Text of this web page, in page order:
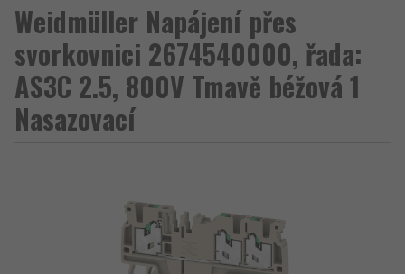
Weidmüller Napájení přes
svorkovnici 2674540000, řada:
AS3C 2.5, 800V Tmavě béžová 1
Nasazovací